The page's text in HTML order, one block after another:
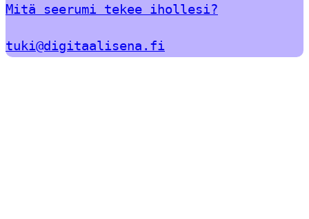
Mitä seerumi tekee ihollesi?
tuki@digitaalisena.fi